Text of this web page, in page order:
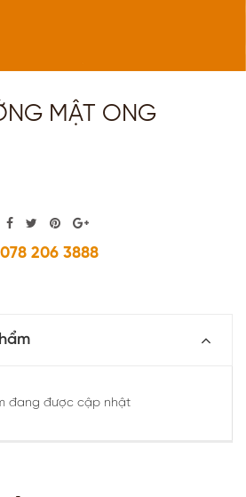
MẬT ONG
078 206 3888
đang được cập nhật